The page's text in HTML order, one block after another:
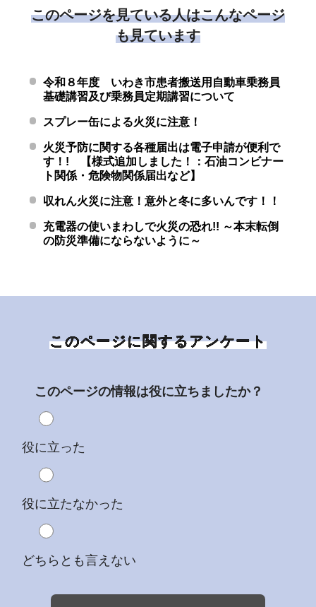
このページを見ている人はこんなページ
も見ています
令和８年度 いわき市患者搬送用自動車乗務員
基礎講習及び乗務員定期講習について
スプレー缶による火災に注意！
火災予防に関する各種届出は電子申請が便利で
す！! 【様式追加しました！：石油コンビナー
ト関係・危険物関係届出など】
収れん火災に注意！意外と冬に多いんです！！
充電器の使いまわしで火災の恐れ!! ～本末転倒
の防災準備にならないように～
このページに関するアンケート
このページの情報は役に立ちましたか？
役に立った
役に立たなかった
どちらとも言えない